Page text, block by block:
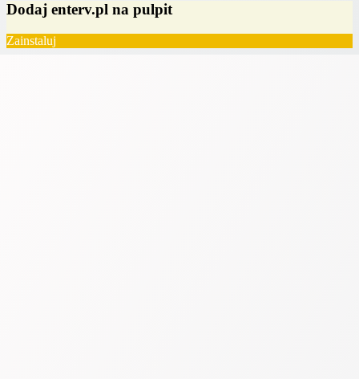
Dodaj enterv.pl na pulpit
Zainstaluj